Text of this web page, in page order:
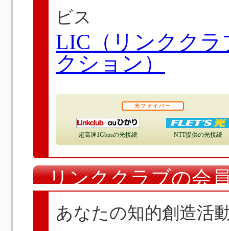
ビス
LIC（リンクク
クション）
光ファイバー
超高速1Gbpsの光接続 NTT提供の光接続
リンククラブの会
あなたの知的創造活